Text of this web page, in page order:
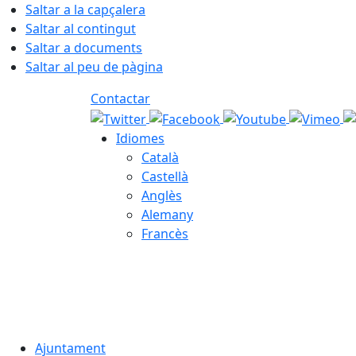
Saltar a la capçalera
Saltar al contingut
Saltar a documents
Saltar al peu de pàgina
Contactar
Idiomes
Català
Castellà
Anglès
Alemany
Francès
Ajuntament